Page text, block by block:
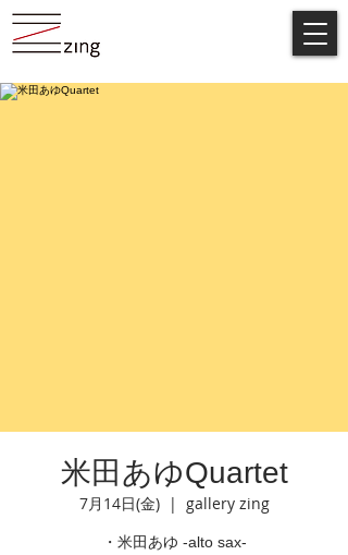
米田あゆQuartet
7月14日(金)
  |
gallery zing
・米田あゆ -alto sax-